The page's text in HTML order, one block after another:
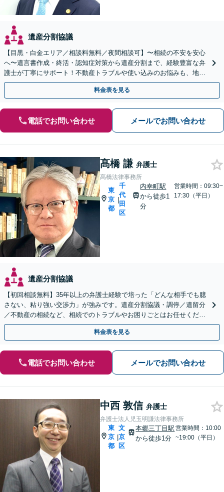
遺産分割協議
【目黒・白金エリア／相談料無料／夜間相談可】〜相続の不安を安心
へ〜遺言書作成・終活・認知症対策から遺産分割まで、経験豊富な弁
護士が丁寧にサポート！不動産トラブルや使い込みのお悩みも、地域
密着の弁護士が対応します。【弁護士歴15年以上】
料金表を見る
電話でお問い合わせ メールでお問い合わせ
髙橋 謙 弁護士
髙橋法律事務所
東
京
都
|
千
代
田
区
内幸町駅
から徒歩1
分
営業時間：09:30~
17:30（平日）
遺産分割協議
【初回相談無料】35年以上の弁護士経験で培った「どんな相手でも臆
さない、粘り強い交渉力」が強みです。遺産分割協議・調停／遺留分
／不動産の相続など、相続でのトラブルやお困りごとはお任せくださ
い【新橋駅7分】遺言書や生前贈与など生前対策にも注力
料金表を見る
電話でお問い合わせ メールでお問い合わせ
中西 敦信 弁護士
弁護士法人児玉明謙法律事務所
東
京
都
|
文
京
区
本郷三丁目駅
から徒歩1分
営業時間：10:00
~19:00（平日）